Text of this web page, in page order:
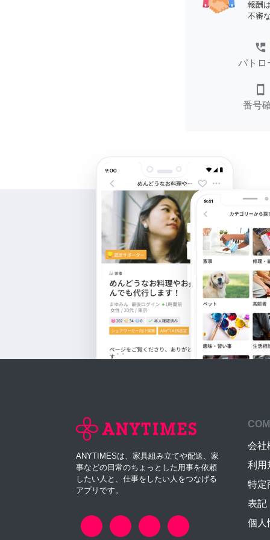
報酬
不審
perm_phone_msg
パトロ
smartphone
番号
ANYTIMESは、家具組み立てや配送、家
事などの日常のちょっとした用事を依頼
したい人と、仕事をしたい人をつなげる
アプリです。
会社
利用
特定
表記
個人